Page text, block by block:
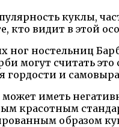
куклы,
кто видит в этой
ностельниц
могут считать
гордости и
иметь
красотным
образом